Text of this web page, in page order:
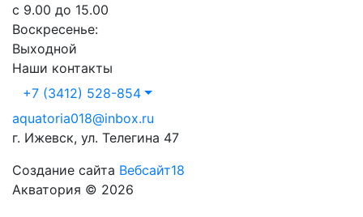
с 9.00 до 15.00
Воскресенье:
Выходной
Наши контакты
+7 (3412) 528-854
aquatoria018@inbox.ru
г. Ижевск, ул. Телегина 47
Создание сайта Вебсайт18
Акватория © 2026